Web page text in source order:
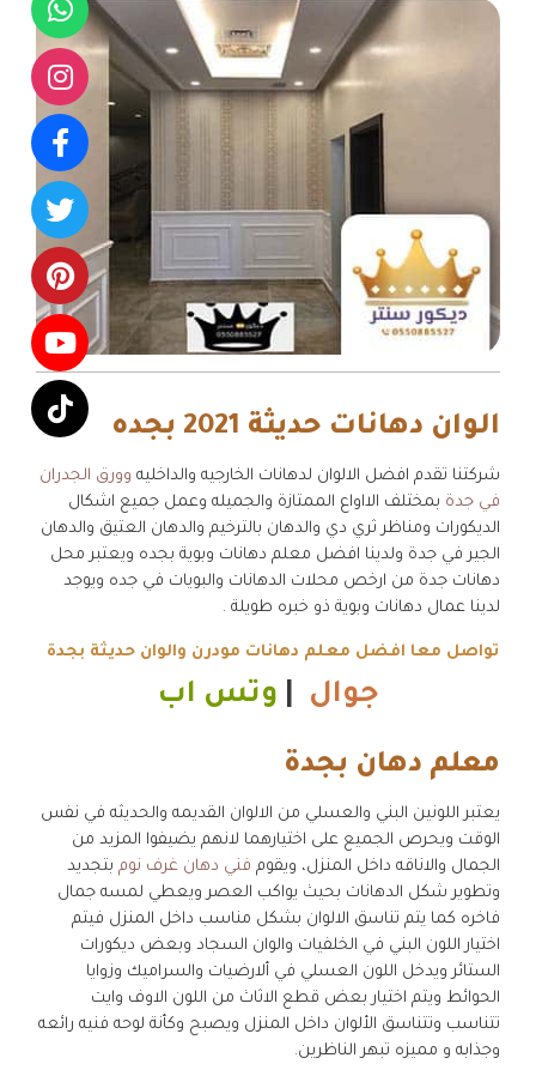
الوان دهانات حديثة 2021 بجده
شركتنا تقدم افضل الالوان لدهانات الخارجيه والداخليه وورق الجدران
في جدة بمختلف الااواع الممتازة والجميله وعمل جميع اشكال
الديكورات ومناظر ثري دي والدهان بالترخيم والدهان العتيق والدهان
الجير في جدة ولدينا افضل معلم دهانات وبوية بجده ويعتبر محل
دهانات جدة من ارخص محلات الدهانات والبويات في جده ويوجد
لدينا عمال دهانات وبوية ذو خبره طويلة .
تواصل معا افضل معلم دهانات مودرن والوان حديثة بجدة
جوال وتس اب
معلم دهان بجدة
يعتبر اللونين البني والعسلي من الالوان القديمه والحديثه في نفس
الوقت ويحرص الجميع على اختيارهما لانهم يضيفوا المزيد من
الجمال والاناقه داخل المنزل، ويقوم فني دهان غرف نوم بتجديد
وتطوير شكل الدهانات بحيث يواكب العصر ويعطي لمسه جمال
فاخره كما يتم تناسق الالوان بشكل مناسب داخل المنزل فيتم
اختيار اللون البني في الخلفيات والوان السجاد وبعض ديكورات
الستائر ويدخل اللون العسلي في ألارضيات والسراميك وزوايا
الحوائط ويتم اختيار بعض قطع الاثاث من اللون الاوف وايت
تتناسب وتتناسق الألوان داخل المنزل ويصبح وكأنة لوحه فنيه رائعه
وجذابه و مميزه تبهر الناظرين.